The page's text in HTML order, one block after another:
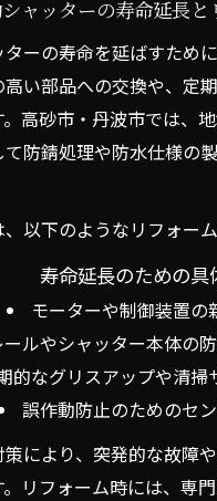
ャッターの寿命延長と
ターの寿命を延ばすため
高い部品への交換や、定
高砂市・丹波市では、
防錆処理や防水仕様の
以下のようなリフォー
寿命延長のための具
モーターや制御装置の
ールやシャッター本体の
的なグリスアップや清掃
誤作動防止のためのセ
策により、突発的な故障
。リフォーム時には、専